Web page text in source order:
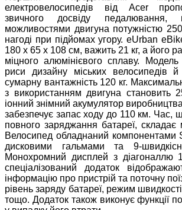
електровелосипедів від Acer
звичного досвіду педалювання,
можливостями двигуна потужністю
нагоді при підйомах угору. eUrban
180 x 65 x 108 см, важить 21 кг, а його
міцного алюмінієвого сплаву.
риси дизайну міських велосипедів
сумарну вантажність 120 кг.
з використанням двигуна становить
іонний знімний акумулятор
забезпечує запас ходу до 110 км. Час,
повного заряджання батареї,
Велосипед обладнаний компонентами
дисковими гальмами та 9-
Монохромний дисплей з
спеціалізований додаток
інформацію про пристрій та поточну
рівень заряду батареї, режим
тощо. Додаток також виконує функції